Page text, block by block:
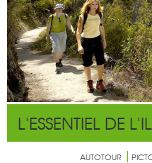
L'ESSENTIEL DE
AUTOTOUR